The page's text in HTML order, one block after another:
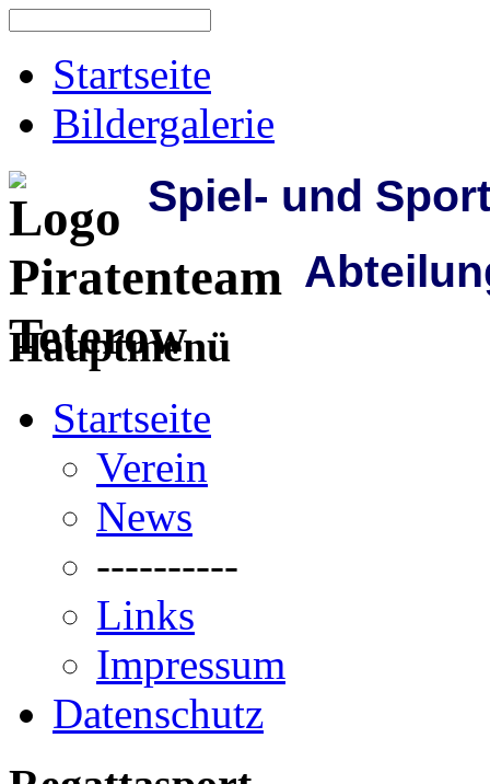
Startseite
Bildergalerie
Spiel- und
Hauptmenü
Startseite
Verein
News
----------
Links
Impressum
Datenschutz